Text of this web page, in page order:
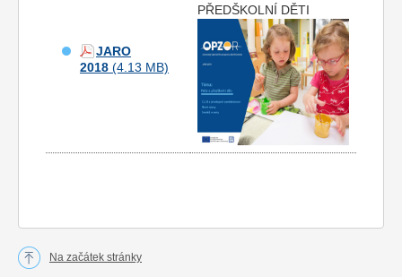
JARO
2018
PŘEDŠKOLNÍ DĚTI
Na začátek stránky